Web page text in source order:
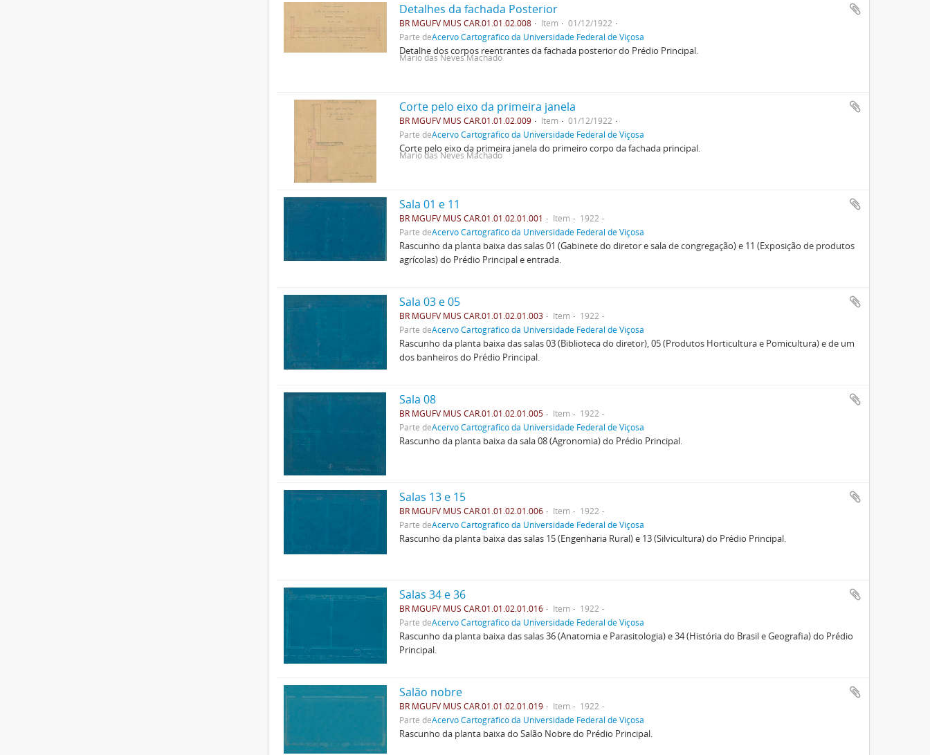
Detalhes da fachada Posterior
BR MGUFV MUS CAR.01.01.02.008 Item
01/12/1922
Parte deAcervo Cartográfico da Universidade Federal de Viçosa
Detalhe dos corpos reentrantes da fachada posterior do Prédio Principal.
Mario das Neves Machado
Corte pelo eixo da primeira janela
BR MGUFV MUS CAR.01.01.02.009 Item
01/12/1922
Parte deAcervo Cartográfico da Universidade Federal de Viçosa
Corte pelo eixo da primeira janela do primeiro corpo da fachada principal.
Mario das Neves Machado
Sala 01 e 11
BR MGUFV MUS CAR.01.01.02.01.001 Item
1922
Parte deAcervo Cartográfico da Universidade Federal de Viçosa
Rascunho da planta baixa das salas 01 (Gabinete do diretor e sala de congregação) e 11 (Exposição de produtos
agrícolas) do Prédio Principal e entrada.
Sala 03 e 05
BR MGUFV MUS CAR.01.01.02.01.003 Item
1922
Parte deAcervo Cartográfico da Universidade Federal de Viçosa
Rascunho da planta baixa das salas 03 (Biblioteca do diretor), 05 (Produtos Horticultura e Pomicultura) e de um
dos banheiros do Prédio Principal.
Sala 08
BR MGUFV MUS CAR.01.01.02.01.005 Item
1922
Parte deAcervo Cartográfico da Universidade Federal de Viçosa
Rascunho da planta baixa da sala 08 (Agronomia) do Prédio Principal.
Salas 13 e 15
BR MGUFV MUS CAR.01.01.02.01.006 Item
1922
Parte deAcervo Cartográfico da Universidade Federal de Viçosa
Rascunho da planta baixa das salas 15 (Engenharia Rural) e 13 (Silvicultura) do Prédio Principal.
Salas 34 e 36
BR MGUFV MUS CAR.01.01.02.01.016 Item
1922
Parte deAcervo Cartográfico da Universidade Federal de Viçosa
Rascunho da planta baixa das salas 36 (Anatomia e Parasitologia) e 34 (História do Brasil e Geografia) do Prédio
Principal.
Salão nobre
BR MGUFV MUS CAR.01.01.02.01.019 Item
1922
Parte deAcervo Cartográfico da Universidade Federal de Viçosa
Rascunho da planta baixa do Salão Nobre do Prédio Principal.